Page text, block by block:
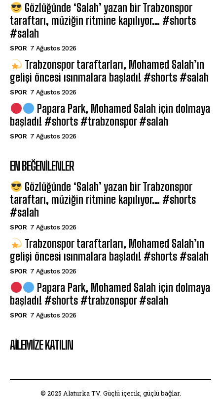
Gözlüğünde ‘Salah’ yazan bir Trabzonspor
taraftarı, müziğin ritmine kapılıyor… #shorts
#salah
SPOR 7 Ağustos 2026
Trabzonspor taraftarları, Mohamed Salah’ın
gelişi öncesi ısınmalara başladı! #shorts #salah
SPOR 7 Ağustos 2026
Papara Park, Mohamed Salah için dolmaya
başladı! #shorts #trabzonspor #salah
SPOR 7 Ağustos 2026
EN BEĞENILENLER
Gözlüğünde ‘Salah’ yazan bir Trabzonspor
taraftarı, müziğin ritmine kapılıyor… #shorts
#salah
SPOR 7 Ağustos 2026
Trabzonspor taraftarları, Mohamed Salah’ın
gelişi öncesi ısınmalara başladı! #shorts #salah
SPOR 7 Ağustos 2026
Papara Park, Mohamed Salah için dolmaya
başladı! #shorts #trabzonspor #salah
SPOR 7 Ağustos 2026
AILEMIZE KATILIN
© 2025 Alaturka TV. Güçlü içerik, güçlü bağlar.